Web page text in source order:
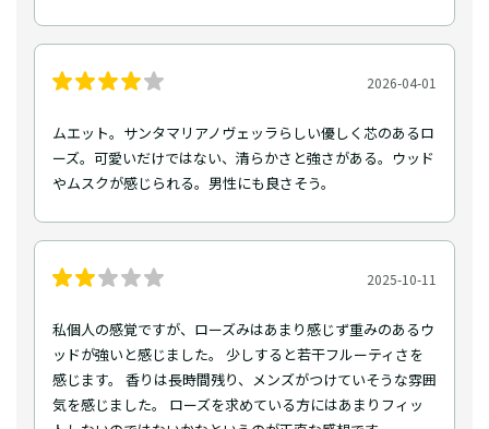
2026-04-01
ムエット。サンタマリアノヴェッラらしい優しく芯のあるロ
ーズ。可愛いだけではない、清らかさと強さがある。ウッド
やムスクが感じられる。男性にも良さそう。
2025-10-11
私個人の感覚ですが、ローズみはあまり感じず重みのあるウ
ッドが強いと感じました。 少しすると若干フルーティさを
感じます。 香りは長時間残り、メンズがつけていそうな雰囲
気を感じました。 ローズを求めている方にはあまりフィッ